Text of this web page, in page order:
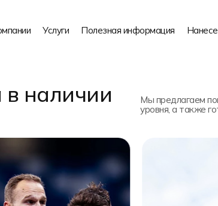
Услуги Полезная информация
наличии
Мы предлагаем
уровня, а также